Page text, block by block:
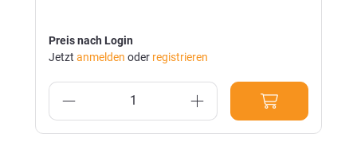
Preis nach Login
Jetzt anmelden oder registrieren